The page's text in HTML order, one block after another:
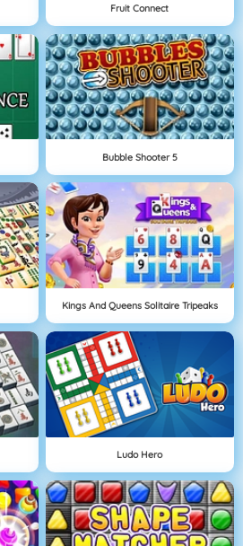
Fruit Connect
Bubble Shooter 5
Kings And Queens Solitaire Tripeaks
Ludo Hero